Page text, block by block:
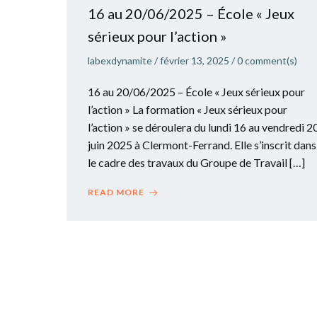
16 au 20/06/2025 – École « Jeux
sérieux pour l’action »
labexdynamite/février 13, 2025 /0comment(s)
16 au 20/06/2025 – École « Jeux sérieux pour
l’action » La formation « Jeux sérieux pour
l’action » se déroulera du lundi 16 au vendredi
juin 2025 à Clermont-Ferrand. Elle s’inscrit dans
le cadre des travaux du Groupe de Travail […]
READ MORE